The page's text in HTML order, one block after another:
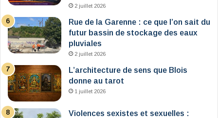
2 juillet 2026
Rue de la Garenne : ce que l’on sait du
futur bassin de stockage des eaux
pluviales
2 juillet 2026
L’architecture de sens que Blois
donne au tarot
1 juillet 2026
Violences sexistes et sexuelles :